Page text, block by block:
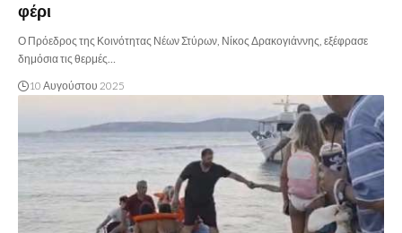
φέρι
Ο Πρόεδρος της Κοινότητας Νέων Στύρων, Νίκος Δρακογιάννης, εξέφρασε
δημόσια τις θερμές…
10 Αυγούστου 2025